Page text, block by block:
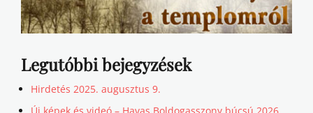
Legutóbbi bejegyzések
Hirdetés 2025. augusztus 9.